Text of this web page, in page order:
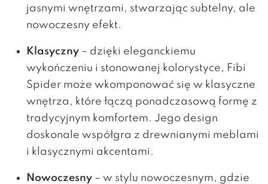
jasnymi wnętrzami, stwarzając subtelny, ale
nowoczesny efekt.
Klasyczny – dzięki eleganckiemu
wykończeniu i stonowanej kolorystyce, Fibi
Spider może wkomponować się w klasyczne
wnętrza, które łączą ponadczasową formę z
tradycyjnym komfortem. Jego design
doskonale współgra z drewnianymi meblami
i klasycznymi akcentami.
Nowoczesny – w stylu nowoczesnym, gdzie